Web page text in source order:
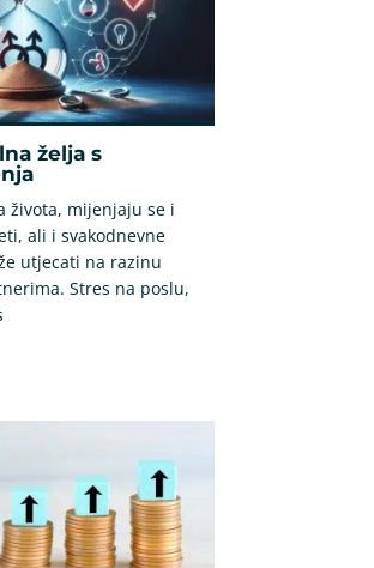
želja s
života, mijenjaju se i
ali i svakodnevne
utjecati na razinu
Stres na poslu,